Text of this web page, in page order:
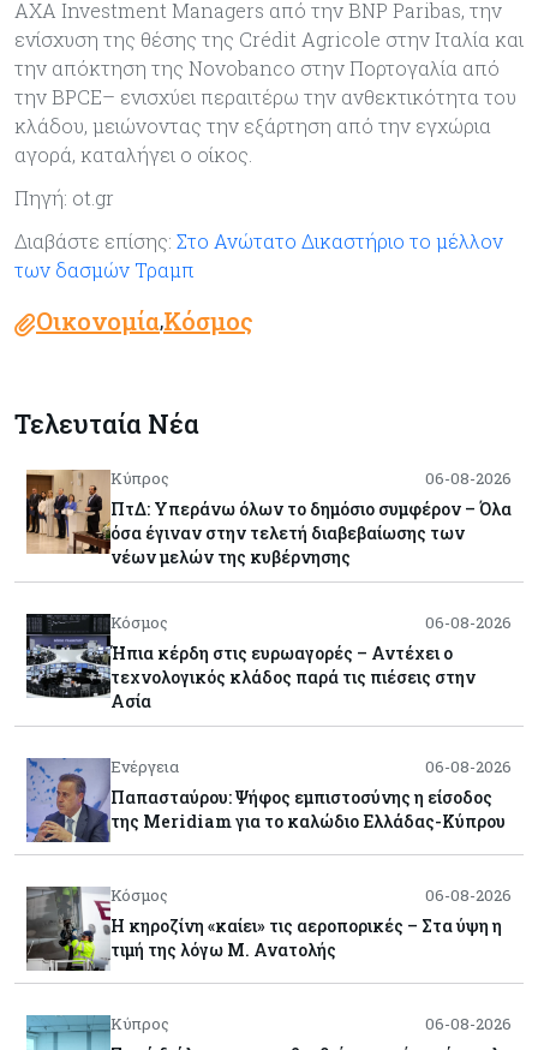
AXA Investment Managers από την BNP Paribas, την
ενίσχυση της θέσης της Crédit Agricole στην Ιταλία και
την απόκτηση της Novobanco στην Πορτογαλία από
την BPCE– ενισχύει περαιτέρω την ανθεκτικότητα του
κλάδου, μειώνοντας την εξάρτηση από την εγχώρια
αγορά, καταλήγει ο οίκος.
Πηγή: ot.gr
Διαβάστε επίσης: Στο Ανώτατο Δικαστήριο το μέλλον
των δασμών Τραμπ
Οικονομία,Κόσμος
Τελευταία Νέα
Κύπρος 06-08-2026
ΠτΔ: Υπεράνω όλων το δημόσιο συμφέρον – Όλα
όσα έγιναν στην τελετή διαβεβαίωσης των
νέων μελών της κυβέρνησης
Κόσμος 06-08-2026
Ήπια κέρδη στις ευρωαγορές – Αντέχει ο
τεχνολογικός κλάδος παρά τις πιέσεις στην
Ασία
Ενέργεια 06-08-2026
Παπασταύρου: Ψήφος εμπιστοσύνης η είσοδος
της Meridiam για το καλώδιο Ελλάδας-Κύπρου
Κόσμος 06-08-2026
Η κηροζίνη «καίει» τις αεροπορικές – Στα ύψη η
τιμή της λόγω Μ. Ανατολής
Κύπρος 06-08-2026